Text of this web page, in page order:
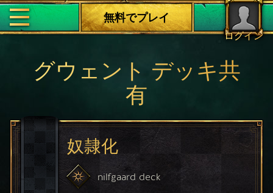
ログイン
無料でプレイ
グウェント デッキ共
有
奴隷化
nilfgaard deck